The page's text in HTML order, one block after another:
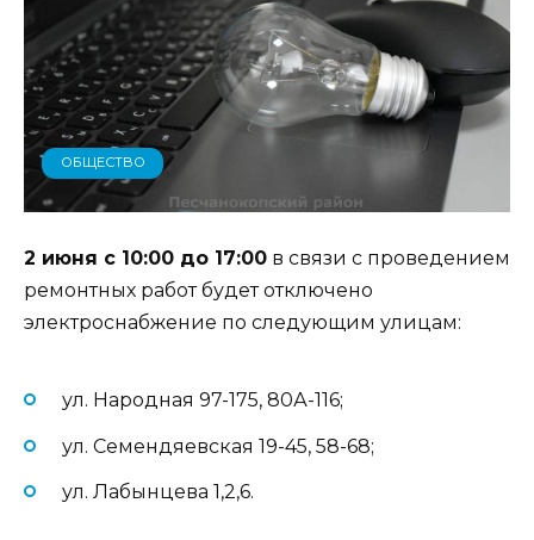
ОБЩЕСТВО
2 июня с 10:00 до 17:00 в связи с проведением
ремонтных работ будет отключено
электроснабжение по следующим улицам:
ул. Народная 97-175, 80А-116;
ул. Семендяевская 19-45, 58-68;
ул. Лабынцева 1,2,6.